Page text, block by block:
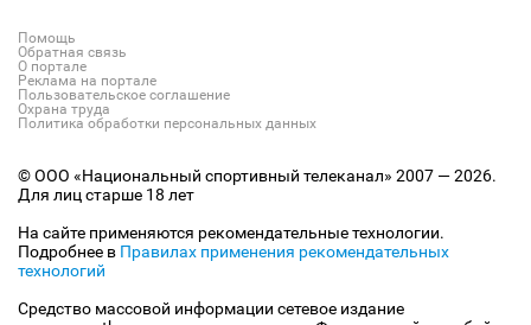
Помощь
Обратная связь
О портале
Реклама на портале
Пользовательское соглашение
Охрана труда
Политика обработки персональных данных
© ООО «Национальный спортивный телеканал» 2007 — 2026.
Для лиц старше 18 лет
На сайте применяются рекомендательные технологии.
Подробнее в Правилах применения рекомендательных
технологий
Средство массовой информации сетевое издание